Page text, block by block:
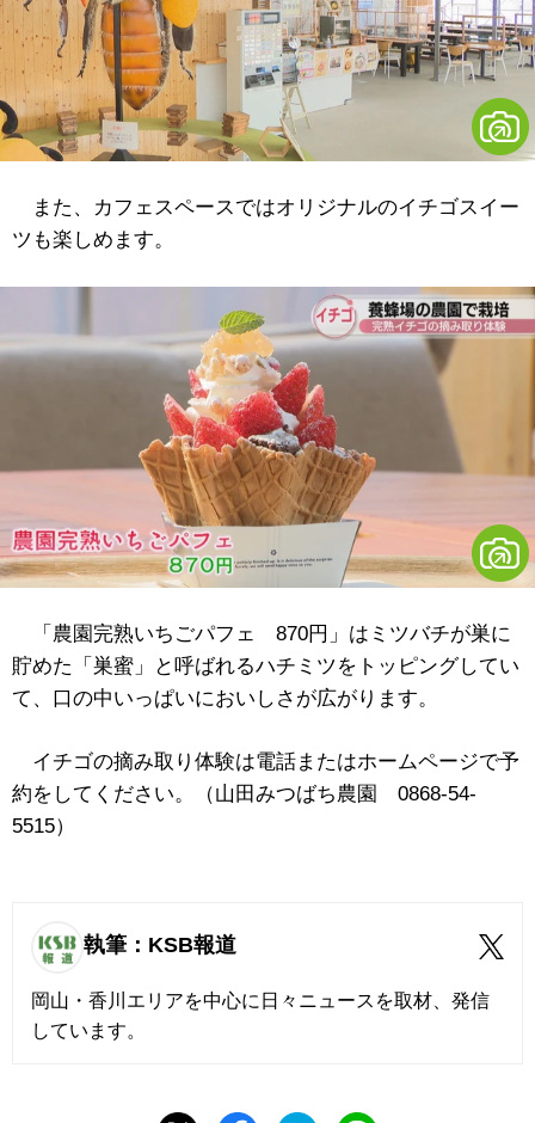
また、カフェスペースではオリジナルのイチゴスイー
ツも楽しめます。
「農園完熟いちごパフェ 870円」はミツバチが巣に
貯めた「巣蜜」と呼ばれるハチミツをトッピングしてい
て、口の中いっぱいにおいしさが広がります。
イチゴの摘み取り体験は電話またはホームページで予
約をしてください。（山田みつばち農園 0868-54-
5515）
執筆：KSB報道
岡山・香川エリアを中心に日々ニュースを取材、発信
しています。